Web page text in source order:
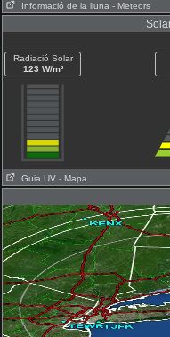
Informació de la lluna - Meteors
Radiació Solar
123 W/m²
Guia UV - Mapa